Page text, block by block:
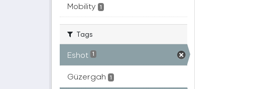
Mobility 1
Tags
Eshot 1
Güzergah 1